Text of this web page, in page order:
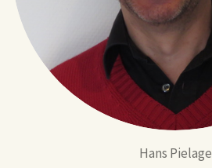
Hans Pielage